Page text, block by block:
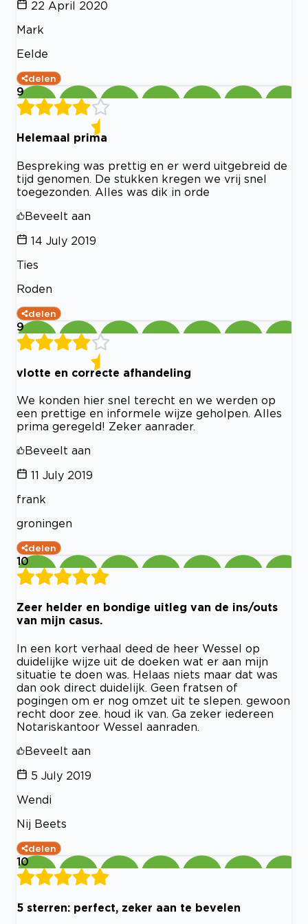
22 April 2020
Mark
Eelde
delen
9
Helemaal prima
Bespreking was prettig en er werd uitgebreid de
tijd genomen. De stukken kregen we vrij snel
toegezonden. Alles was dik in orde
Beveelt aan
14 July 2019
Ties
Roden
delen
9
vlotte en correcte afhandeling
We konden hier snel terecht en we werden op
een prettige en informele wijze geholpen. Alles
prima geregeld! Zeker aanrader.
Beveelt aan
11 July 2019
frank
groningen
delen
10
Zeer helder en bondige uitleg van de ins/outs
van mijn casus.
In een kort verhaal deed de heer Wessel op
duidelijke wijze uit de doeken wat er aan mijn
situatie te doen was. Helaas niets maar dat was
dan ook direct duidelijk. Geen fratsen of
pogingen om er nog omzet uit te slepen. gewoon
recht door zee. houd ik van. Ga zeker iedereen
Notariskantoor Wessel aanraden.
Beveelt aan
5 July 2019
Wendi
Nij Beets
delen
10
5 sterren: perfect, zeker aan te bevelen